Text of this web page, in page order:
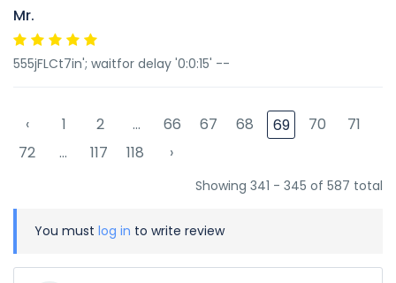
Mr.
555jFLCt7in'; waitfor delay '0:0:15' --
‹ 1 2 ... 66 67 68 69 70
71
72
... 117 118 ›
Showing 341 - 345 of 587 total
You must log in to write review